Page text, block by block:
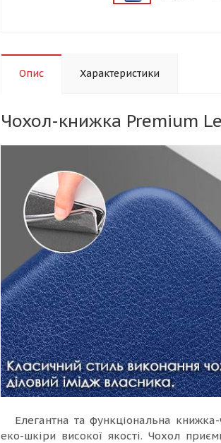
Опис Характеристики
Чохол-книжка Premium
Елегантна та функціональна
еко-шкіри високої якості. Чохол